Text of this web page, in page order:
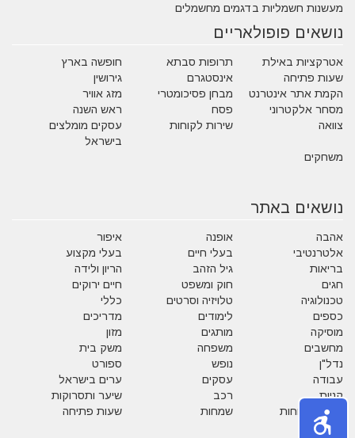
מעשנות חשמליות בדגמים מחשמלים
נושאים פופולאריים
אטרקציות באילת תרופות סבתא
חופשה בארץ
שעות פתיחה
אינסטגרם
גירושין
הקמת אתר אינטרנט
מבחן פסיכומטרי
מזג אוויר
מסחר אלקטרוני
פסח
ראש השנה
צוואה
שירות לקוחות
עסקים מומלצים
בישראל
משחקים
נושאים באתר
אהבה אופנה
איפור
אלטרנטיבי
בעלי חיים
בעלי מקצוע
בריאות
גיל הזהב
הריון ולידה
חגים
חוק ומשפט
חיים ירוקים
טכנולוגיה
טלויזיה וסרטים
כללי
כספים
לימודים
מדריכים
מוסיקה
מותגים
מזון
מחשבים
משפחה
משק בית
נדל"ן
נופש
ספורט
עבודה
עסקים
ערים בישראל
קניות
רכב
שיער ותסרוקות
שירות לקוחות
שמחות
שעות פתיחה
תזונה